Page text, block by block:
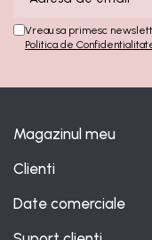
Vreau sa primesc
Politica de
Magazinul meu
Clienti
Date comerciale